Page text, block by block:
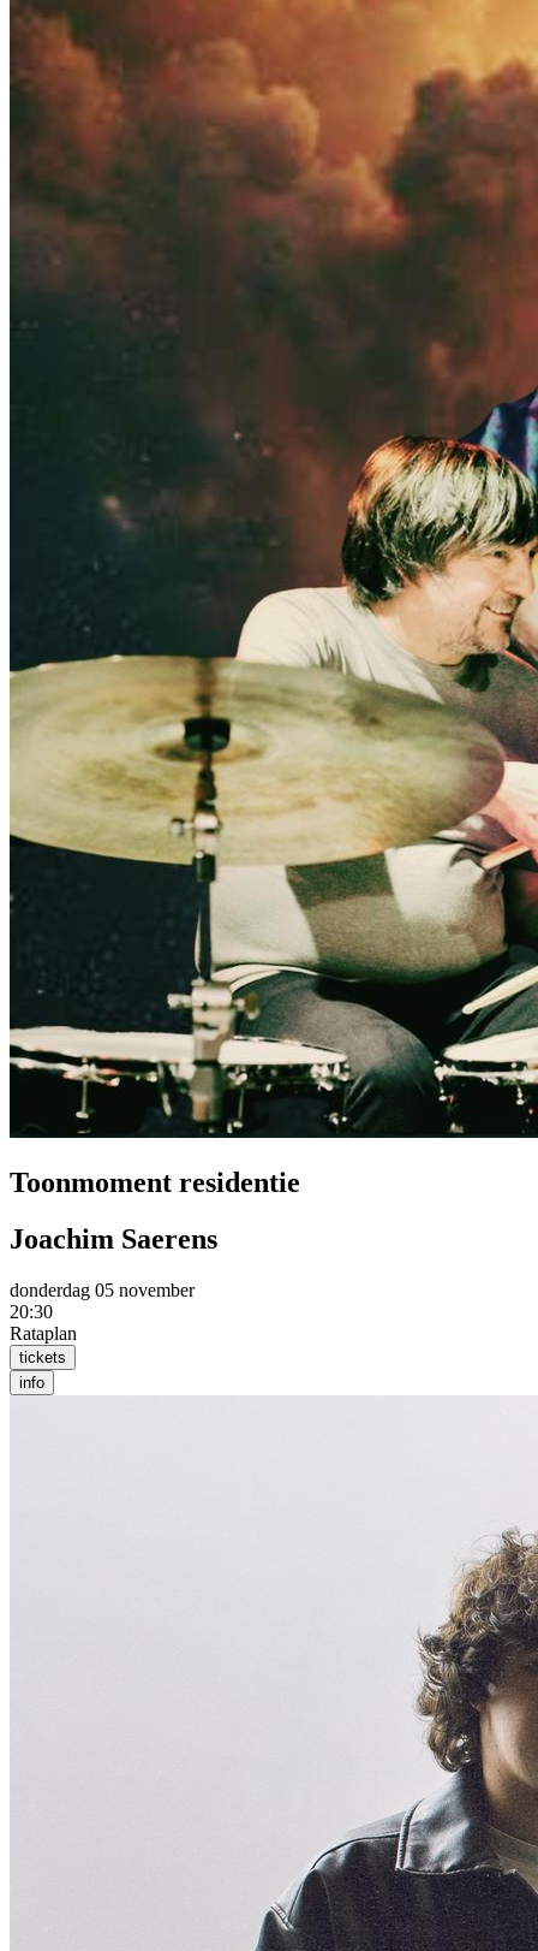
Toonmoment residentie
Joachim Saerens
donderdag 05 november
20:30
Rataplan
tickets
info